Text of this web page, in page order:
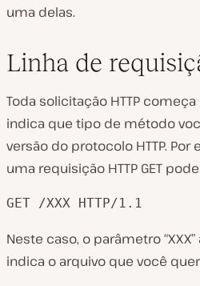
uma delas.
Linha de
Toda solicitação HTTP
indica que tipo de método
versão do protocolo HTTP.
uma requisição HTTP GET
GET /XXX HTTP/1.1
Neste caso, o parâmetro
indica o arquivo que você